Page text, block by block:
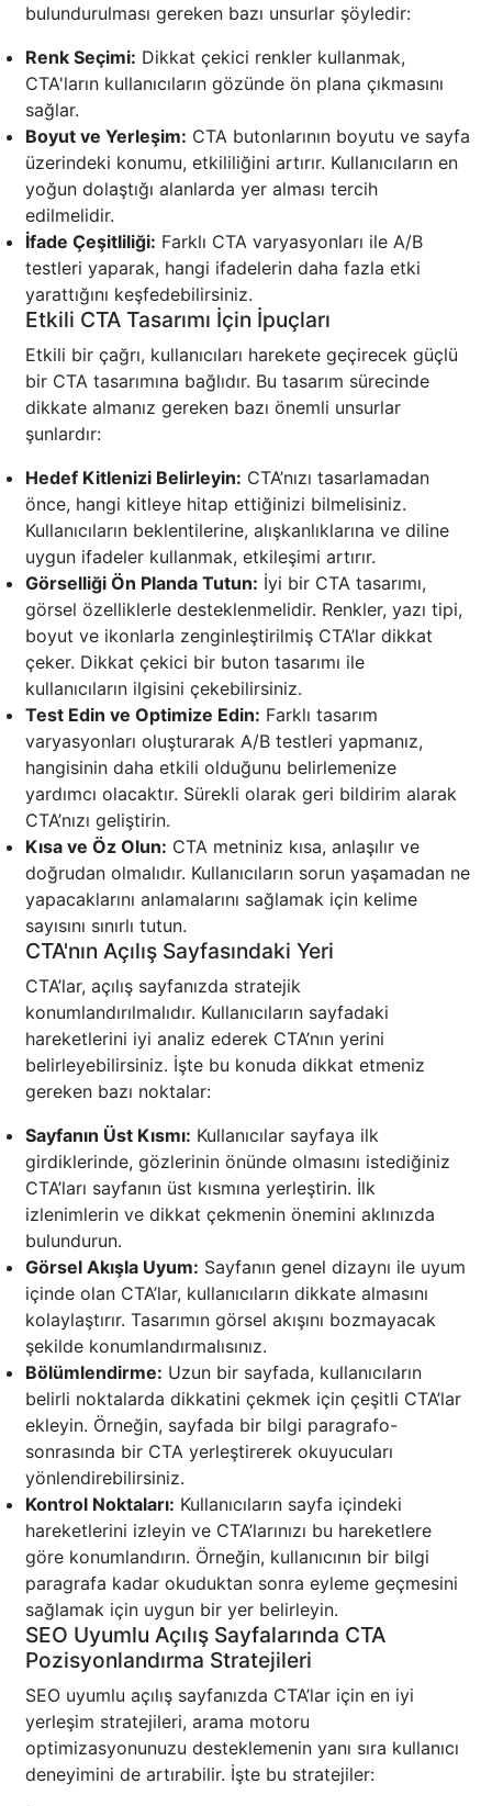
bulundurulması gereken bazı unsurlar şöyledir:
Renk Seçimi: Dikkat çekici renkler kullanmak,
CTA'ların kullanıcıların gözünde ön plana çıkmasını
sağlar.
Boyut ve Yerleşim: CTA butonlarının boyutu ve sayfa
üzerindeki konumu, etkililiğini artırır. Kullanıcıların en
yoğun dolaştığı alanlarda yer alması tercih
edilmelidir.
İfade Çeşitliliği: Farklı CTA varyasyonları ile A/B
testleri yaparak, hangi ifadelerin daha fazla etki
yarattığını keşfedebilirsiniz.
Etkili CTA Tasarımı İçin İpuçları
Etkili bir çağrı, kullanıcıları harekete geçirecek güçlü
bir CTA tasarımına bağlıdır. Bu tasarım sürecinde
dikkate almanız gereken bazı önemli unsurlar
şunlardır:
Hedef Kitlenizi Belirleyin: CTA’nızı tasarlamadan
önce, hangi kitleye hitap ettiğinizi bilmelisiniz.
Kullanıcıların beklentilerine, alışkanlıklarına ve diline
uygun ifadeler kullanmak, etkileşimi artırır.
Görselliği Ön Planda Tutun: İyi bir CTA tasarımı,
görsel özelliklerle desteklenmelidir. Renkler, yazı tipi,
boyut ve ikonlarla zenginleştirilmiş CTA’lar dikkat
çeker. Dikkat çekici bir buton tasarımı ile
kullanıcıların ilgisini çekebilirsiniz.
Test Edin ve Optimize Edin: Farklı tasarım
varyasyonları oluşturarak A/B testleri yapmanız,
hangisinin daha etkili olduğunu belirlemenize
yardımcı olacaktır. Sürekli olarak geri bildirim alarak
CTA’nızı geliştirin.
Kısa ve Öz Olun: CTA metniniz kısa, anlaşılır ve
doğrudan olmalıdır. Kullanıcıların sorun yaşamadan ne
yapacaklarını anlamalarını sağlamak için kelime
sayısını sınırlı tutun.
CTA'nın Açılış Sayfasındaki Yeri
CTA’lar, açılış sayfanızda stratejik
konumlandırılmalıdır. Kullanıcıların sayfadaki
hareketlerini iyi analiz ederek CTA’nın yerini
belirleyebilirsiniz. İşte bu konuda dikkat etmeniz
gereken bazı noktalar:
Sayfanın Üst Kısmı: Kullanıcılar sayfaya ilk
girdiklerinde, gözlerinin önünde olmasını istediğiniz
CTA’ları sayfanın üst kısmına yerleştirin. İlk
izlenimlerin ve dikkat çekmenin önemini aklınızda
bulundurun.
Görsel Akışla Uyum: Sayfanın genel dizaynı ile uyum
içinde olan CTA’lar, kullanıcıların dikkate almasını
kolaylaştırır. Tasarımın görsel akışını bozmayacak
şekilde konumlandırmalısınız.
Bölümlendirme: Uzun bir sayfada, kullanıcıların
belirli noktalarda dikkatini çekmek için çeşitli CTA’lar
ekleyin. Örneğin, sayfada bir bilgi paragrafo-
sonrasında bir CTA yerleştirerek okuyucuları
yönlendirebilirsiniz.
Kontrol Noktaları: Kullanıcıların sayfa içindeki
hareketlerini izleyin ve CTA’larınızı bu hareketlere
göre konumlandırın. Örneğin, kullanıcının bir bilgi
paragrafa kadar okuduktan sonra eyleme geçmesini
sağlamak için uygun bir yer belirleyin.
SEO Uyumlu Açılış Sayfalarında CTA
Pozisyonlandırma Stratejileri
SEO uyumlu açılış sayfanızda CTA’lar için en iyi
yerleşim stratejileri, arama motoru
optimizasyonunuzu desteklemenin yanı sıra kullanıcı
deneyimini de artırabilir. İşte bu stratejiler: